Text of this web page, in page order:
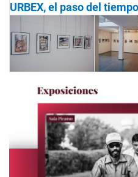
URBEX, el paso del tiempo